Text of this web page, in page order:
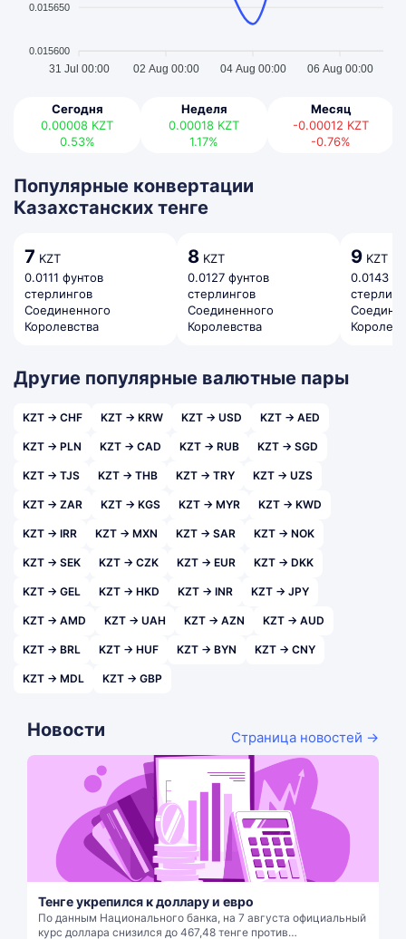
0.015650
0.015600
31 Jul 00:00 02 Aug 00:00 04 Aug 00:00 06 Aug 00:00
Сегодня
0.00008 KZT
0.53%
Неделя
0.00018 KZT
1.17%
Месяц
-0.00012 KZT
-0.76%
Популярные конвертации
Казахстанских тенге
7 KZT
0.0111 фунтов
стерлингов
Соединенного
Королевства
8 KZT
0.0127 фунтов
стерлингов
Соединенного
Королевства
9 KZT
0.0143
Другие популярные валютные пары
KZT → CHF KZT → KRW KZT → USD KZT → AED
KZT → PLN KZT → CAD KZT → RUB KZT → SGD
KZT → TJS KZT → THB KZT → TRY KZT → UZS
KZT → ZAR KZT → KGS KZT → MYR KZT → KWD
KZT → IRR KZT → MXN KZT → SAR KZT → NOK
KZT → SEK KZT → CZK KZT → EUR KZT → DKK
KZT → GEL KZT → HKD KZT → INR KZT → JPY
KZT → AMD KZT → UAH KZT → AZN KZT → AUD
KZT → BRL KZT → HUF KZT → BYN KZT → CNY
KZT → MDL KZT → GBP
Новости Страница новостей →
Тенге укрепился к доллару и евро
По данным Национального банка, на 7 августа официальный
курс доллара снизился до 467,48 тенге против…